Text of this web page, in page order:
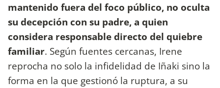
mantenido fuera del foco público, no oculta
su decepción con su padre, a quien
considera responsable directo del quiebre
familiar. Según fuentes cercanas, Irene
reprocha no solo la infidelidad de Iñaki sino la
forma en la que gestionó la ruptura, a su